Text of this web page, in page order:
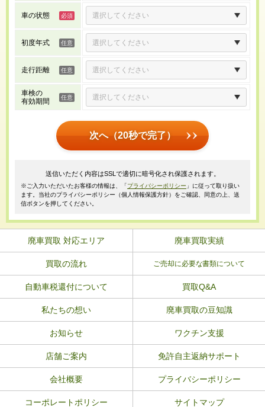
車の状態
初度年式
走行距離
車検の
有効期間
次へ（20秒で完了）
送信いただく内容はSSLで適切に暗号化され保護されます。
※ご入力いただいたお客様の情報は、「 プライバシーポリシー 」に従って取り扱い
ます。当社のプライバシーポリシー（個人情報保護方針）をご確認、同意の上、送
信ボタンを押してください。
廃車買取 対応エリア 廃車買取実績
買取の流れ ご売却に必要な書類について
自動車税還付について 買取Q&A
私たちの想い 廃車買取の豆知識
お知らせ ワクチン支援
店舗ご案内 免許自主返納サポート
会社概要 プライバシーポリシー
コーポレートポリシー サイトマップ